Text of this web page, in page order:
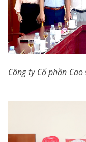
Công ty Cổ phần